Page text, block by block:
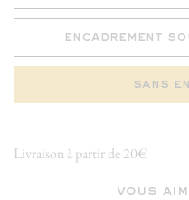
encadrement
sans
Livraison à partir de 20€
vous